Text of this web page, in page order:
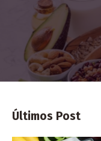
Últimos Post